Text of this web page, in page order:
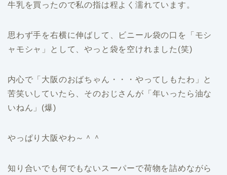
牛乳を買ったので私の指は程よく濡れています。
思わず手を右横に伸ばして、ビニール袋の口を「モシ
ャモシャ」として、やっと袋を空けれました(笑)
内心で「大阪のおばちゃん・・・やってしもたわ」と
苦笑いしていたら、そのおじさんが「年いったら油な
いねん」(爆)
やっぱり大阪やわ～＾＾
知り合いでも何でもないスーパーで荷物を詰めながら